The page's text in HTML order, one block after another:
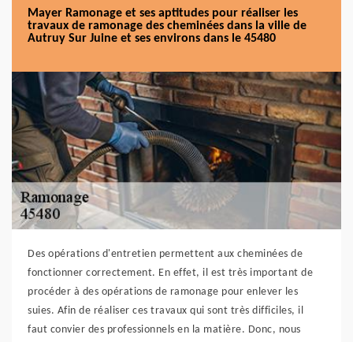
Mayer Ramonage et ses aptitudes pour réaliser les
travaux de ramonage des cheminées dans la ville de
Autruy Sur Juine et ses environs dans le 45480
Des opérations d'entretien permettent aux cheminées de
fonctionner correctement. En effet, il est très important de
procéder à des opérations de ramonage pour enlever les
suies. Afin de réaliser ces travaux qui sont très difficiles, il
faut convier des professionnels en la matière. Donc, nous